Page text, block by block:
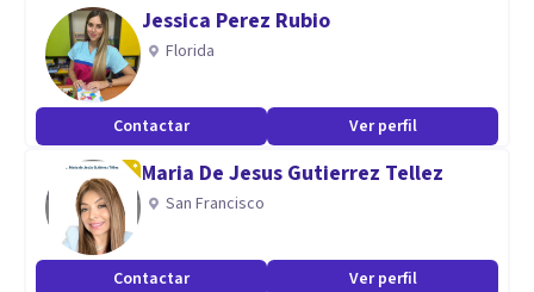
Jessica Perez Rubio
Florida
Contactar Ver perfil
Maria De Jesus Gutierrez Tellez
San Francisco
Contactar Ver perfil